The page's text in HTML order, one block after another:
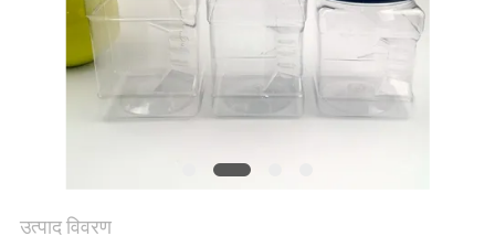
उत्पाद विवरण